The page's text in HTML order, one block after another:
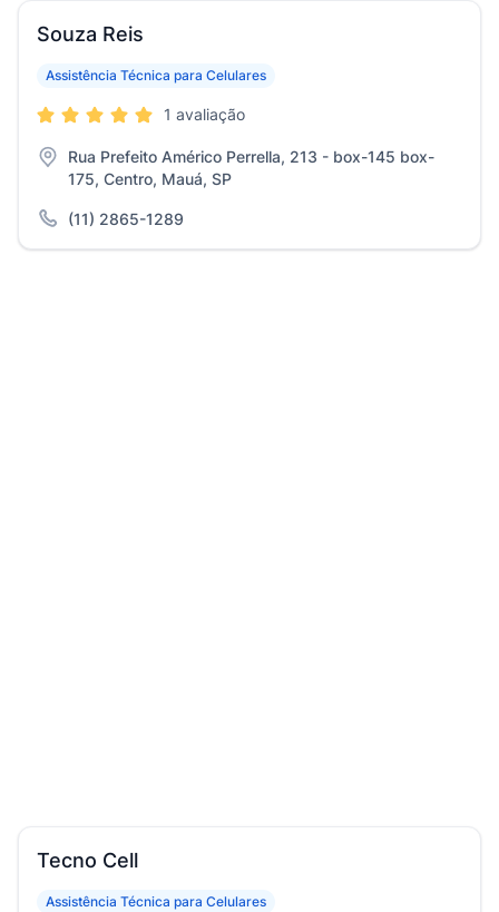
Souza Reis
Assistência Técnica para Celulares
1 avaliação
Rua Prefeito Américo Perrella, 213 - box-145 box-
175, Centro, Mauá, SP
(11) 2865-1289
Tecno Cell
Assistência Técnica para Celulares